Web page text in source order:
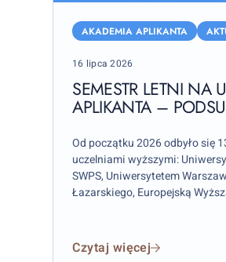
letni
uczelniach
prawa
Aplikanta
podsumowanie
AKADEMIA APLIKANTA
Posted
16 lipca 2026
SEMESTR LETNI NA
APLIKANTA –
Od początku 2026 odbyło się
uczelniami wyższymi:
SWPS, Uniwersytetem
Łazarskiego, Europejską
Czytaj więcej